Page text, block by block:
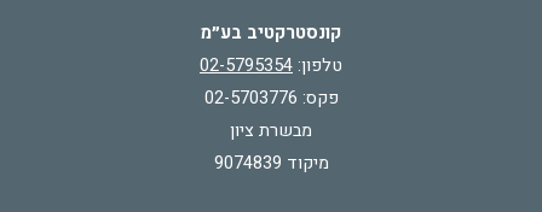
קונסטרקטיב בע״מ
טלפון: 02-5795354
פקס: 02-5703776
מבשרת ציון
מיקוד 9074839